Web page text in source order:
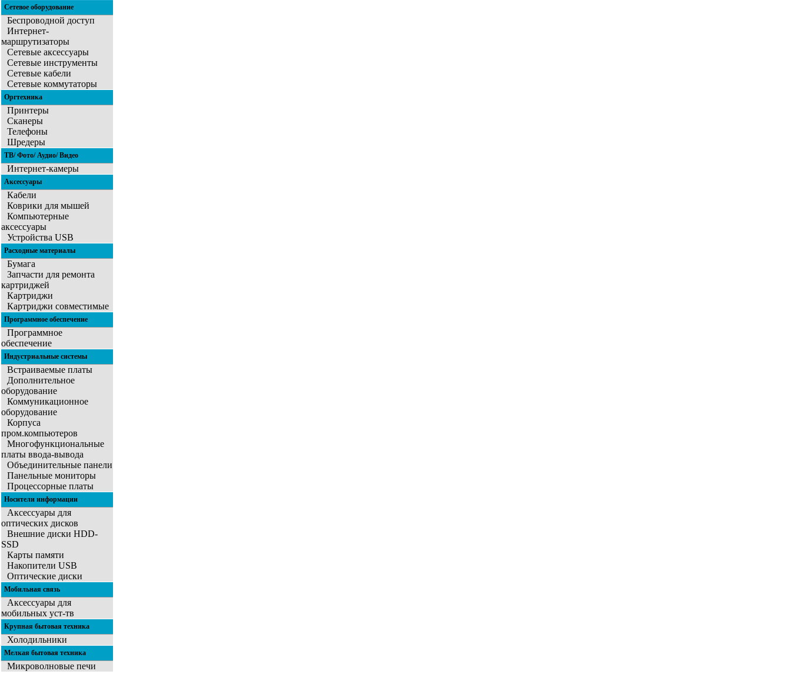
Сетевое оборудование
Беспроводной доступ
Интернет-
маршрутизаторы
Сетевые аксессуары
Сетевые инструменты
Сетевые кабели
Сетевые коммутаторы
Оргтехника
Принтеры
Сканеры
Телефоны
Шредеры
ТВ/ Фото/ Аудио/ Видео
Интернет-камеры
Аксессуары
Кабели
Коврики для мышей
Компьютерные
аксессуары
Устройства USB
Расходные материалы
Бумага
Запчасти для ремонта
картриджей
Картриджи
Картриджи совместимые
Программное обеспечение
Программное
обеспечение
Индустриальные системы
Встраиваемые платы
Дополнительное
оборудование
Коммуникационное
оборудование
Корпуса
пром.компьютеров
Многофункциональные
платы ввода-вывода
Объединительные панели
Панельные мониторы
Процессорные платы
Носители информации
Аксессуары для
оптических дисков
Внешние диски HDD-
SSD
Карты памяти
Накопители USB
Оптические диски
Мобильная связь
Аксессуары для
мобильных уст-тв
Крупная бытовая техника
Холодильники
Мелкая бытовая техника
Микроволновые печи